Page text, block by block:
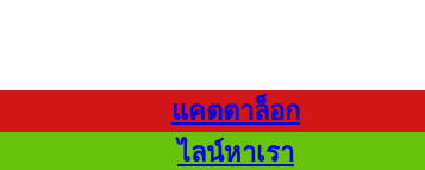
แคตตาล็อก
ไลน์หาเรา